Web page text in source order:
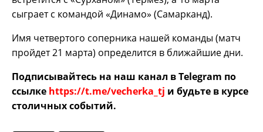
сыграет с командой «Динамо» (Самарканд).
Имя четвертого соперника нашей команды (матч
пройдет 21 марта) определится в ближайшие дни.
Подписывайтесь на наш канал в Telegram по
ссылке https://t.me/vecherka_tj и будьте в курсе
столичных событий.